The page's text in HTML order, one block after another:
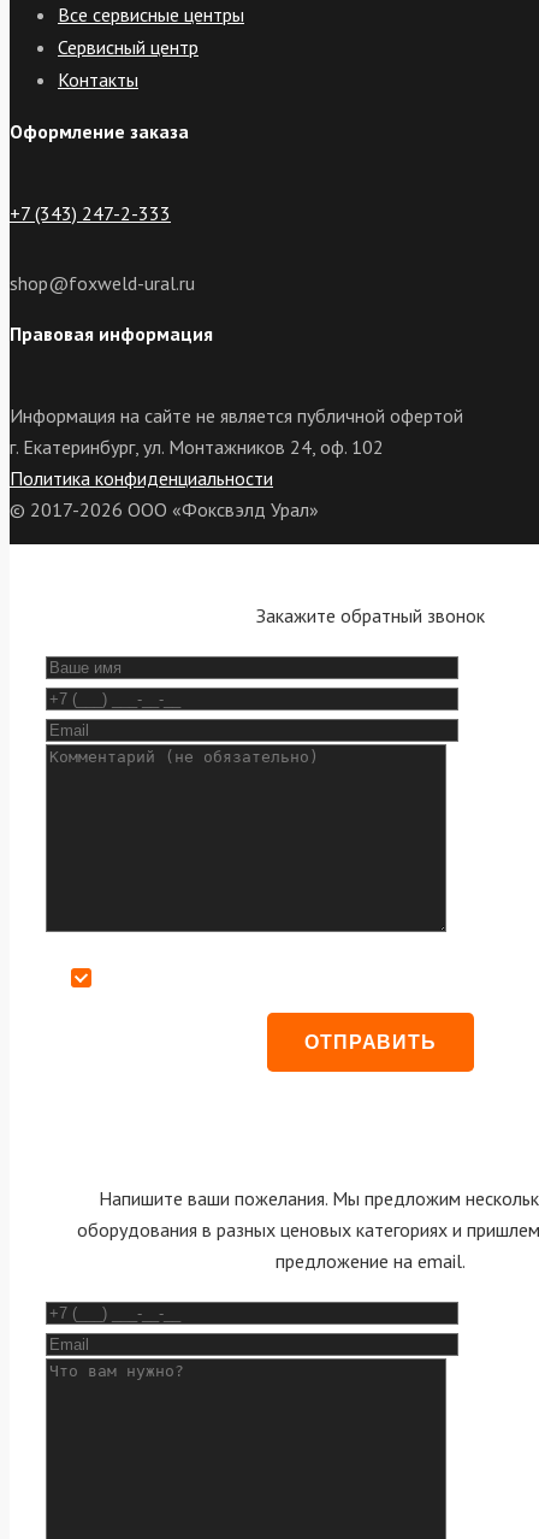
Все сервисные центры
Сервисный центр
Контакты
Оформление заказа
+7 (343) 247-2-333
shop@foxweld-ural.ru
Правовая информация
Информация на сайте не является публичной офертой
г. Екатеринбург, ул. Монтажников 24, оф. 102
Политика конфиденциальности
© 2017-2026 ООО «Фоксвэлд Урал»
Закажите обратный звонок
Напишите ваши пожелания. Мы предложим
оборудования в разных ценовых категориях и
предложение на email.